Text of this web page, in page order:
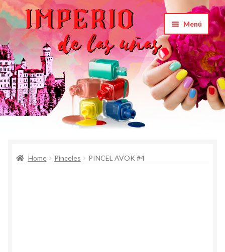
Saltar
a
navegación
Ir
al
contenido
Menú
Carrito
Home Pinceles PINCEL AVOK #4